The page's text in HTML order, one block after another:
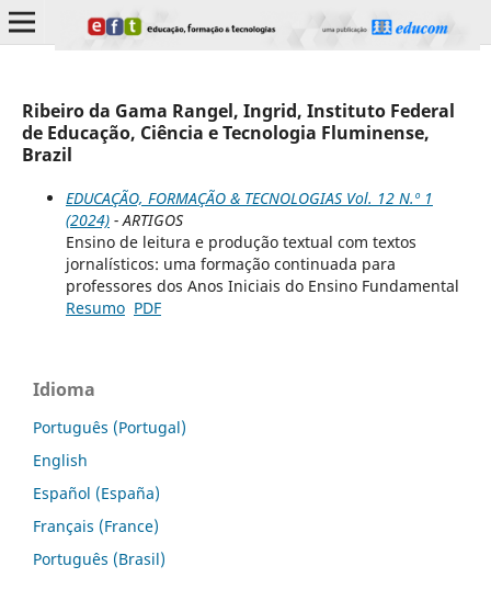
Ribeiro da Gama Rangel, Ingrid, Instituto Federal
de Educação, Ciência e Tecnologia Fluminense,
Brazil
EDUCAÇÃO, FORMAÇÃO & TECNOLOGIAS Vol. 12 N.º 1
(2024)- ARTIGOS
Ensino de leitura e produção textual com textos
jornalísticos: uma formação continuada para
professores dos Anos Iniciais do Ensino Fundamental
Resumo PDF
Idioma
Português (Portugal)
English
Español (España)
Français (France)
Português (Brasil)